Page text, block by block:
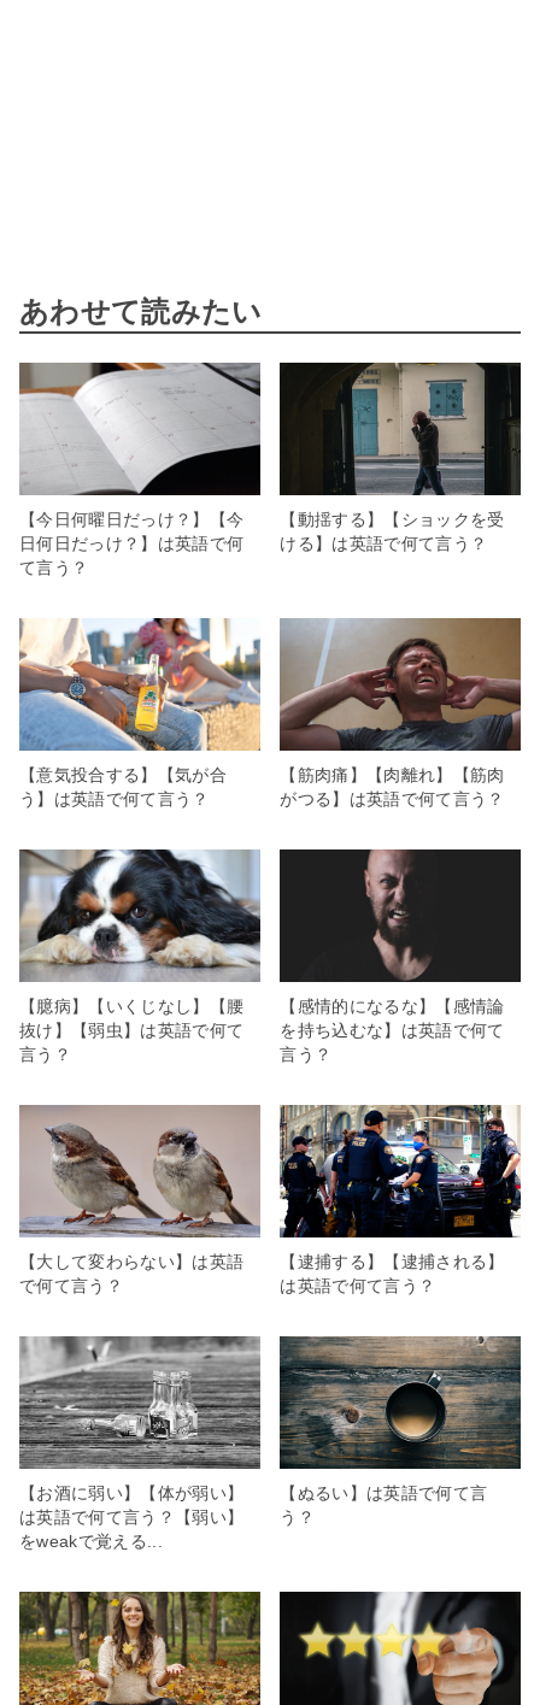
あわせて読みたい
【今日何曜日だっけ？】【今
日何日だっけ？】は英語で何
て言う？
【動揺する】【ショックを受
ける】は英語で何て言う？
【意気投合する】【気が合
う】は英語で何て言う？
【筋肉痛】【肉離れ】【筋肉
がつる】は英語で何て言う？
【臆病】【いくじなし】【腰
抜け】【弱虫】は英語で何て
言う？
【感情的になるな】【感情論
を持ち込むな】は英語で何て
言う？
【大して変わらない】は英語
で何て言う？
【逮捕する】【逮捕される】
は英語で何て言う？
【お酒に弱い】【体が弱い】
は英語で何て言う？【弱い】
をweakで覚える...
【ぬるい】は英語で何て言
う？